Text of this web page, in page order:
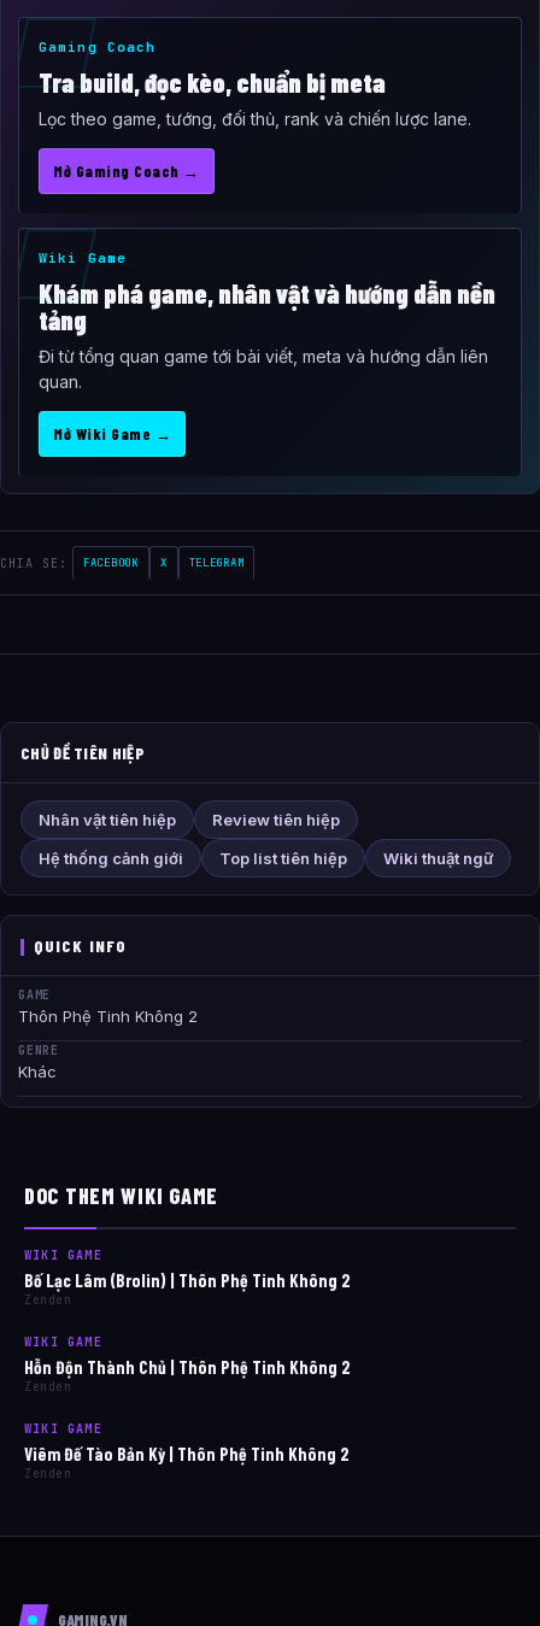
Gaming Coach
Tra build, đọc kèo, chuẩn bị meta
Lọc theo game, tướng, đối thủ, rank và chiến lược lane.
Mở Gaming Coach →
Wiki Game
Khám phá game, nhân vật và hướng dẫn nền
tảng
Đi từ tổng quan game tới bài viết, meta và hướng dẫn liên
quan.
Mở Wiki Game →
CHIA SE: FACEBOOK X TELEGRAM
CHỦ ĐỀ TIÊN HIỆP
Nhân vật tiên hiệp
Review tiên hiệp
Hệ thống cảnh giới
Top list tiên hiệp Wiki thuật ngữ
QUICK INFO
GAME
Thôn Phệ Tinh Không 2
GENRE
Khác
DOC THEM WIKI GAME
WIKI GAME
Bố Lạc Lâm (Brolin) | Thôn Phệ Tinh Không 2
Zenden
WIKI GAME
Hỗn Độn Thành Chủ | Thôn Phệ Tinh Không 2
Zenden
WIKI GAME
Viêm Đế Tào Bản Kỳ | Thôn Phệ Tinh Không 2
Zenden
GAMING.VN